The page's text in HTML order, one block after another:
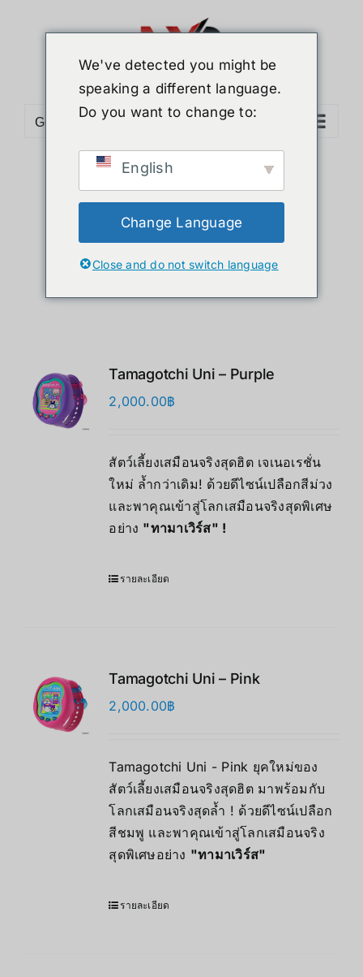
Go to...
Sort byPrice
Show12 Products
Tamagotchi Uni – Purple
2,000.00฿
สัตว์เลี้ยงเสมือนจริงสุดฮิต เจเนอเรชั่น
ใหม่ ล้ำกว่าเดิม! ด้วยดีไซน์เปลือกสีม่วง
และพาคุณเข้าสู่โลกเสมือนจริงสุดพิเศษ
อย่าง "ทามาเวิร์ส" !
รายละเอียด
Tamagotchi Uni – Pink
2,000.00฿
Tamagotchi Uni - Pink ยุคใหม่ของ
สัตว์เลี้ยงเสมือนจริงสุดฮิต มาพร้อมกับ
โลกเสมือนจริงสุดล้ำ ! ด้วยดีไซน์เปลือก
สีชมพู และพาคุณเข้าสู่โลกเสมือนจริง
สุดพิเศษอย่าง "ทามาเวิร์ส"
รายละเอียด
We've detected you might be
speaking a different language.
Do you want to change to:
English
Change Language
Close and do not switch language